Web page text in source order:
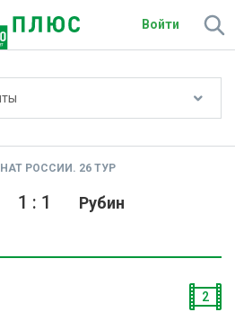
Войти
РОССИИ. 26 ТУР
Рубин
1 : 1
2